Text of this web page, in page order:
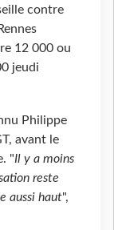
contre
12 000 ou
jeudi
Philippe
avant le
"Il y a moins
reste
aussi haut",